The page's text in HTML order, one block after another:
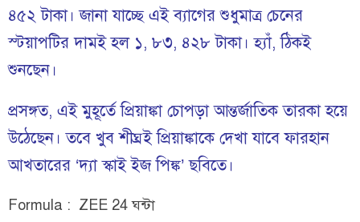
৪৫২ টাকা। জানা যাচ্ছে এই ব্যাগের শুধুমাত্র চেনের
স্ট্য়াপটির দামই হল ১, ৮৩, ৪২৮ টাকা। হ্যাঁ, ঠিকই
শুনছেন।
প্রসঙ্গত, এই মুহূর্তে প্রিয়াঙ্কা চোপড়া আন্তর্জাতিক তারকা হয়ে
উঠেছেন। তবে খুব শীঘ্রই প্রিয়াঙ্কাকে দেখা যাবে ফারহান
আখতারের ‘দ্যা স্কাই ইজ পিঙ্ক’ ছবিতে।
Formula : ZEE 24ঘন্টা